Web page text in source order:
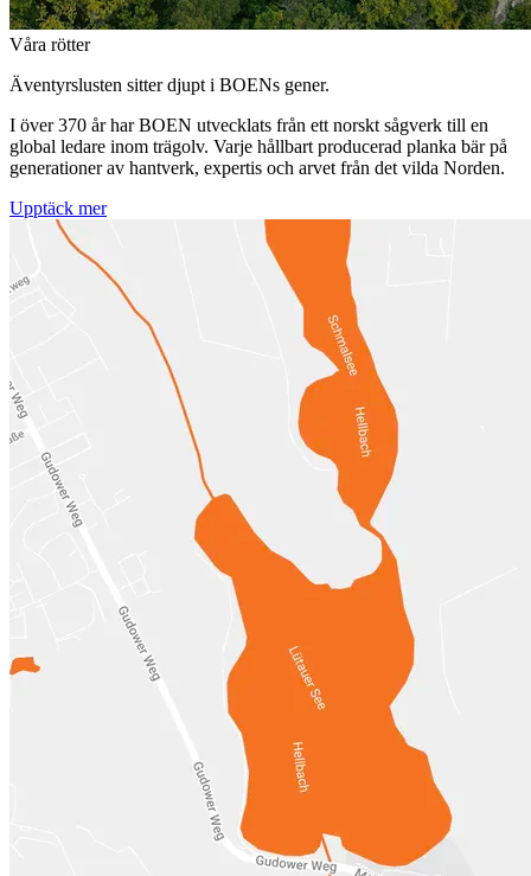
Våra rötter
Äventyrslusten sitter djupt i BOENs gener.
I över 370 år har BOEN utvecklats från ett norskt sågverk till en
global ledare inom trägolv. Varje hållbart producerad planka bär på
generationer av hantverk, expertis och arvet från det vilda Norden.
Upptäck mer